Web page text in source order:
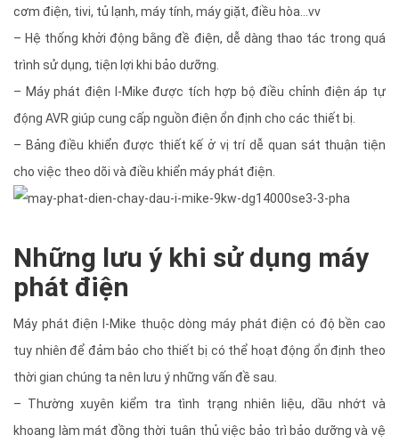
cơm điện, tivi, tủ lạnh, máy tính, máy giặt, điều hòa…vv
– Hệ thống khởi động bằng đề điện, dễ dàng thao tác trong quá
trình sử dụng, tiện lợi khi bảo dưỡng.
– Máy phát điện I-Mike được tích hợp bộ điều chỉnh điện áp tự
động AVR giúp cung cấp nguồn điện ổn định cho các thiết bị.
– Bảng điều khiển được thiết kế ở vị trí dễ quan sát thuận tiện
cho việc theo dõi và điều khiển máy phát điện.
Những lưu ý khi sử dụng máy
phát điện
Máy phát điện I-Mike thuộc dòng máy phát điện có độ bền cao
tuy nhiên để đảm bảo cho thiết bị có thể hoạt động ổn định theo
thời gian chúng ta nên lưu ý những vấn đề sau.
– Thường xuyên kiểm tra tình trạng nhiên liệu, dầu nhớt và
khoang làm mát đồng thời tuân thủ việc bảo trì bảo dưỡng và vệ